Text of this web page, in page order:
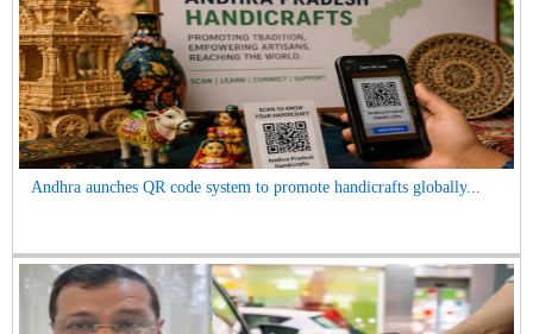
Andhra aunches QR code system to promote handicrafts globally...